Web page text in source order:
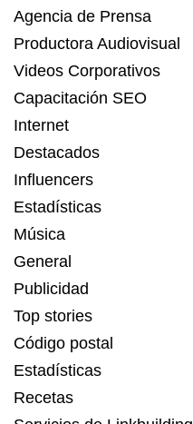
Agencia de Prensa
Productora Audiovisual
Videos Corporativos
Capacitación SEO
Internet
Destacados
Influencers
Estadísticas
Música
General
Publicidad
Top stories
Código postal
Estadísticas
Recetas